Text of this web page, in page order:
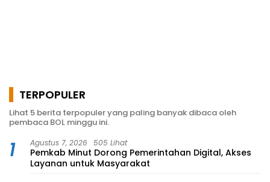
TERPOPULER
Lihat 5 berita terpopuler yang paling banyak dibaca oleh
pembaca BOL minggu ini.
1 Agustus 7, 2026 505 Lihat
Pemkab Minut Dorong Pemerintahan Digital, Akses
Layanan untuk Masyarakat